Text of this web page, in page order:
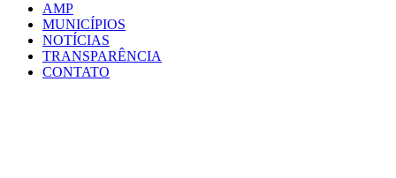
AMP
MUNICÍPIOS
NOTÍCIAS
TRANSPARÊNCIA
CONTATO